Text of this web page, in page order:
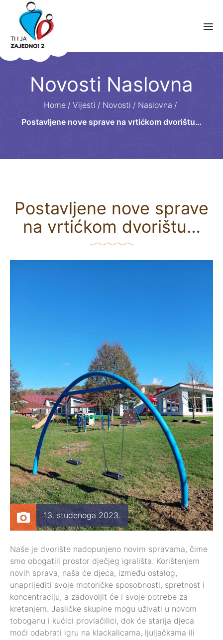
Novosti Naslovna
Home / Vijesti / Novosti / Naslovna /
Postavljene nove sprave na vrtićkom dvorištu…
Postavljene nove sprave
na vrtićkom dvorištu…
13. studenoga 2023.
Naše je dvorište nadopunjeno novim spravama, čime
smo obogatili prostor dječjeg igrališta. Korištenjem
novih sprava, naša će djeca, između ostalog,
unaprijediti svoje motoričke sposobnosti, spretnost i
koncentraciju, a zadovoljit će i svoje potrebe za
kretanjem. Jasličke skupine mogu uživati u novom
toboganu i kućici provlačilici, dok će starija djeca
moći odabrati igru na klackalicama, ljuljačkama ili